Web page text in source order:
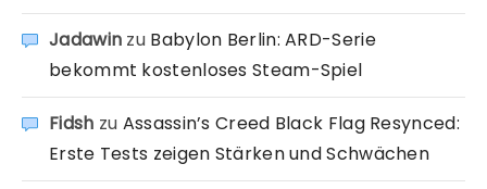
Jadawin zu Babylon Berlin: ARD-Serie
bekommt kostenloses Steam-Spiel
Fidsh zu Assassin’s Creed Black Flag Resynced:
Erste Tests zeigen Stärken und Schwächen